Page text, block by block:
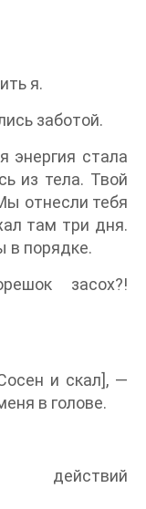
я.
заботой.
энергия стала
из тела. Твой
отнесли тебя
там три дня.
в порядке.
засох?!
и скал], —
в голове.
действий